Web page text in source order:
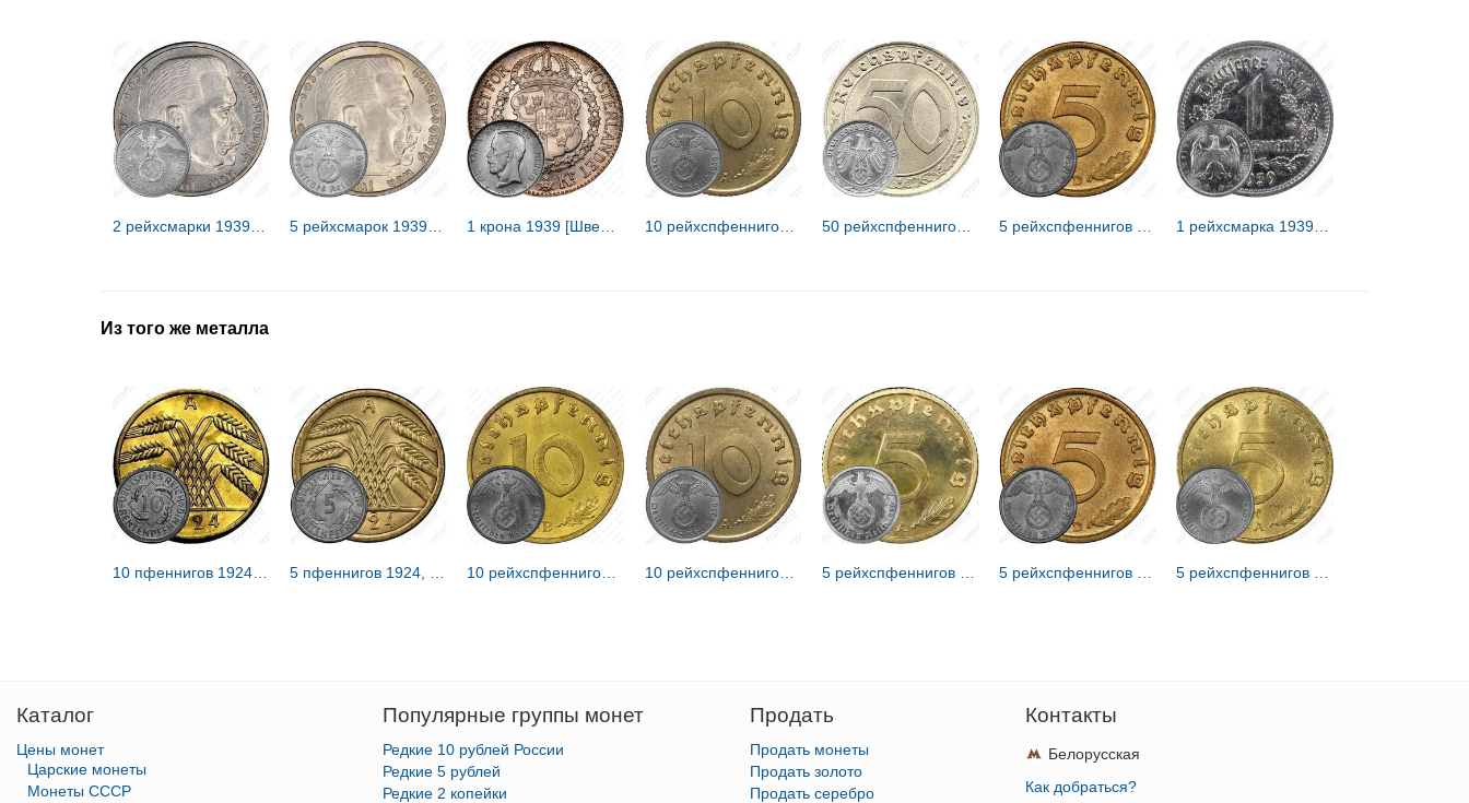
10 рейхспфеннигов 1939 [Германия / Третий рейх] 50 рейхспфеннигов 1939, Никель [Германия / Третий рейх]
Из того же металла
10 рейхспфеннигов 1939 [Германия / Третий рейх]
Каталог
Цены монет
Царские монеты
Монеты СССР
Популярные группы монет
Редкие 10 рублей России
Редкие 5 рублей
Редкие 2 копейки
Продать
Продать монеты
Продать золото
Продать серебро
Контакты
Белорусская
Как добраться?